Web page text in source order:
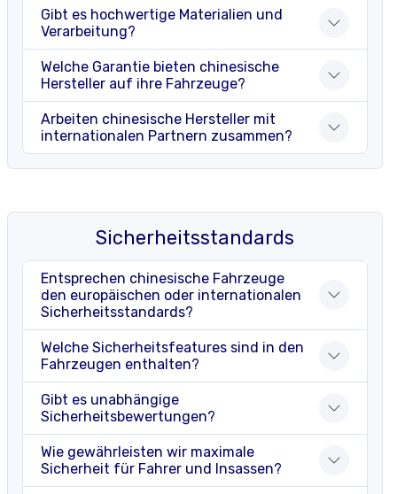
Gibt es hochwertige Materialien und
Verarbeitung?
Welche Garantie bieten chinesische
Hersteller auf ihre Fahrzeuge?
Arbeiten chinesische Hersteller mit
internationalen Partnern zusammen?
Sicherheitsstandards
Entsprechen chinesische Fahrzeuge
den europäischen oder internationalen
Sicherheitsstandards?
Welche Sicherheitsfeatures sind in den
Fahrzeugen enthalten?
Gibt es unabhängige
Sicherheitsbewertungen?
Wie gewährleisten wir maximale
Sicherheit für Fahrer und Insassen?